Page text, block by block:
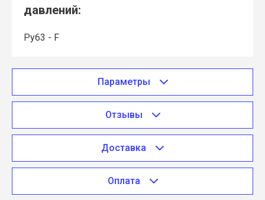
давлений:
Ру63 - F
Параметры
Отзывы
Доставка
Оплата